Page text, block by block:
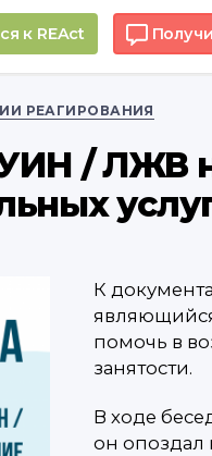
к REAct
Рубрики
РЕАГИРОВАНИЯ
/ ЛЖВ
К
помочь в
занятости.
В ходе
он опоздал